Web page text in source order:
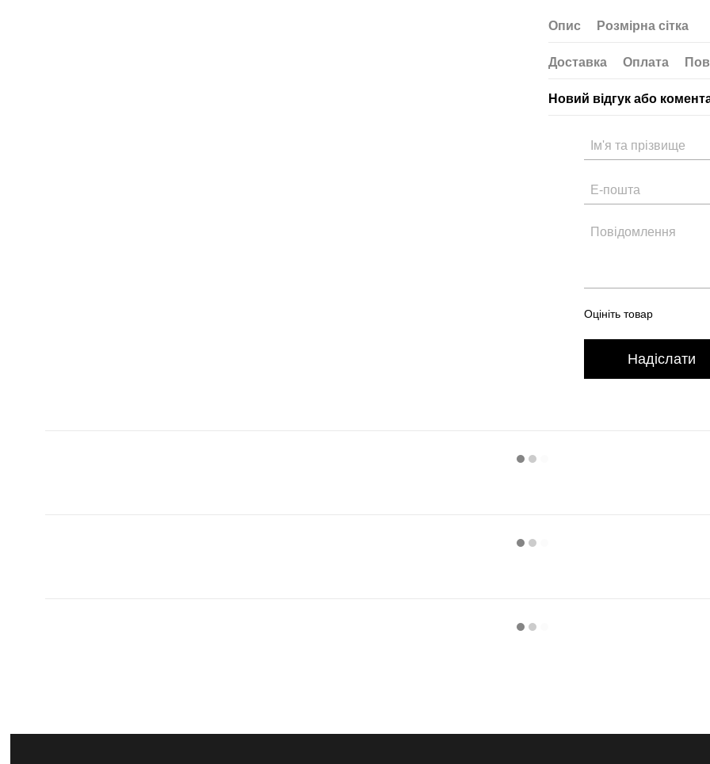
Опис Розмірна сітка
Доставка Оплата
Новий відгук або
Оцініть товар
Надіслати